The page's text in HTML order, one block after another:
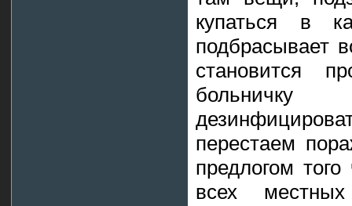
купаться в
подбрасывает
становится
больничку
перестаем
предлогом
всех